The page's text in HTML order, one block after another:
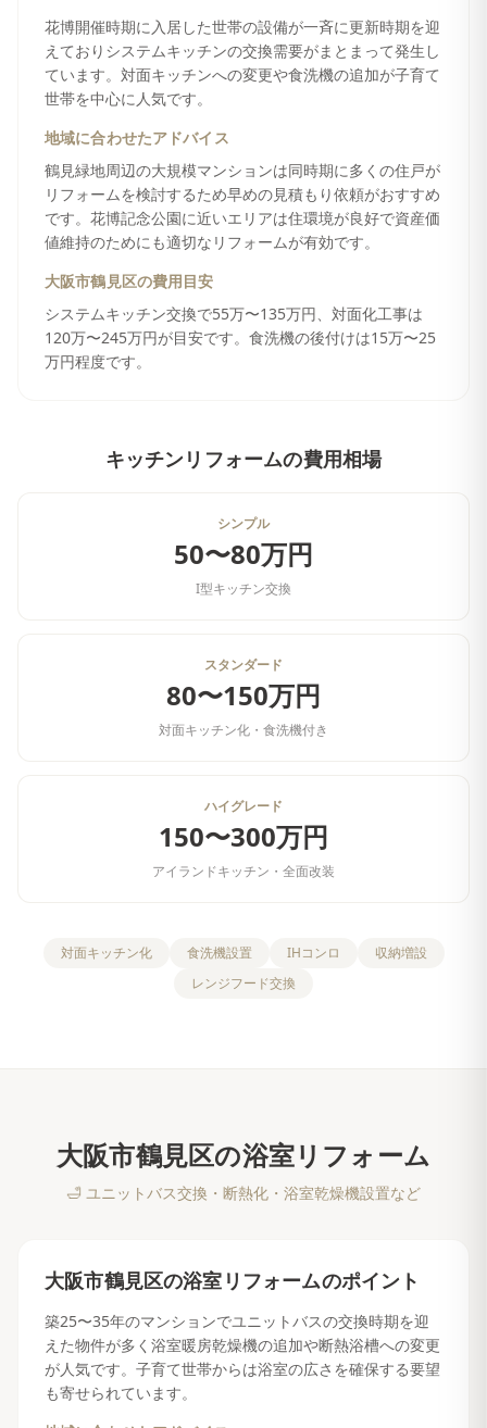
花博開催時期に入居した世帯の設備が一斉に更新時期を迎
えておりシステムキッチンの交換需要がまとまって発生し
ています。対面キッチンへの変更や食洗機の追加が子育て
世帯を中心に人気です。
地域に合わせたアドバイス
鶴見緑地周辺の大規模マンションは同時期に多くの住戸が
リフォームを検討するため早めの見積もり依頼がおすすめ
です。花博記念公園に近いエリアは住環境が良好で資産価
値維持のためにも適切なリフォームが有効です。
大阪市鶴見区の費用目安
システムキッチン交換で55万〜135万円、対面化工事は
120万〜245万円が目安です。食洗機の後付けは15万〜25
万円程度です。
キッチンリフォームの費用相場
シンプル
50〜80万円
I型キッチン交換
スタンダード
80〜150万円
対面キッチン化・食洗機付き
ハイグレード
150〜300万円
アイランドキッチン・全面改装
対面キッチン化 食洗機設置 IHコンロ
収納増設
レンジフード交換
大阪市鶴見区の浴室リフォーム
🛁 ユニットバス交換・断熱化・浴室乾燥機設置など
大阪市鶴見区の浴室リフォームのポイント
築25〜35年のマンションでユニットバスの交換時期を迎
えた物件が多く浴室暖房乾燥機の追加や断熱浴槽への変更
が人気です。子育て世帯からは浴室の広さを確保する要望
も寄せられています。